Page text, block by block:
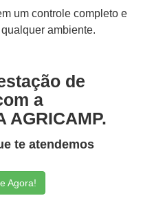
um controle completo e
ambiente.
de
a
AGRICAMP.
te atendemos
Agora!